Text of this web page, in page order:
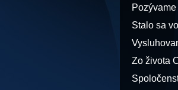
Stalo sa
Zo života